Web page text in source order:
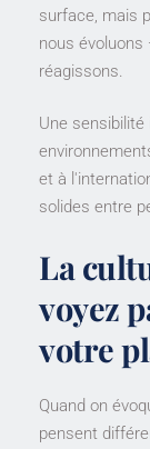
surface, mais
nous
réagissons.
Une
et à
solides entre
La
voyez
votre
Quand on
pensent